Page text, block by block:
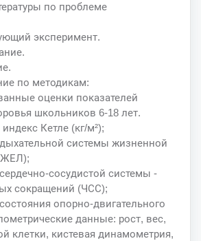
по проблеме
эксперимент.
по методикам:
оценки показателей
школьников 6-18 лет.
Кетле (кг/м²);
системы жизненной
сосудистой системы -
сокращений (ЧСС);
опорно-двигательного
данные: рост, вес,
клетки, кистевая динамометрия,